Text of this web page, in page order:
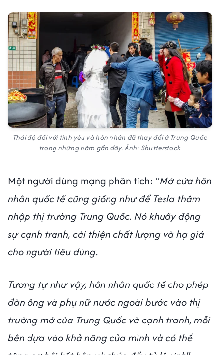
Thái độ đối với tình yêu và hôn nhân đã thay đổi ở Trung Quốc
trong những năm gần đây. Ảnh: Shutterstock
Một người dùng mạng phân tích: “Mở cửa hôn
nhân quốc tế cũng giống như để Tesla thâm
nhập thị trường Trung Quốc. Nó khuấy động
sự cạnh tranh, cải thiện chất lượng và hạ giá
cho người tiêu dùng.
Tương tự như vậy, hôn nhân quốc tế cho phép
đàn ông và phụ nữ nước ngoài bước vào thị
trường mở của Trung Quốc và cạnh tranh, mỗi
bên dựa vào khả năng của mình và có thể